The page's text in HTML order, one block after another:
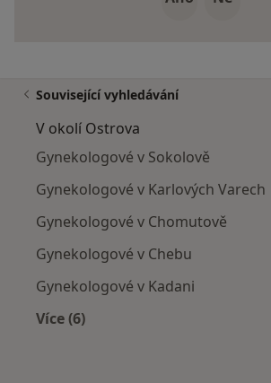
Související vyhledávání
V okolí Ostrova
Gynekologové v Sokolově
Gynekologové v Karlových Varech
Gynekologové v Chomutově
Gynekologové v Chebu
Gynekologové v Kadani
Více (6)